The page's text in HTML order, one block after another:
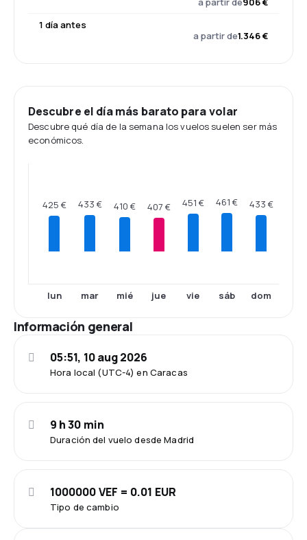
1 día antes
a partir de1.346 €
Descubre el día más barato para volar
Descubre qué día de la semana los vuelos suelen ser más
económicos.
425 €
lun
433 €
mar
410 €
mié
407 €
jue
451 €
vie
461 €
sáb
433 €
dom
Información general
Hora local (UTC-4) en Caracas
05:51, 10 aug 2026
Duración del vuelo desde Madrid
9 h 30 min
Tipo de cambio
1000000 VEF = 0.01 EUR